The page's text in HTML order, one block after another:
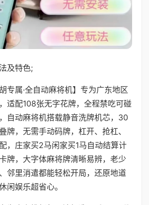
及特色;
专属·全自动麻将机】专为广东地区
适配108张无字花牌，全程禁吃可碰
自动麻将机搭载静音洗牌机芯，30
牌，无需手动码牌，杠开、抢杠、
，庄家买2马闲家买1马自动结算计
牌，大字体麻将牌清晰易辨，老少
邻里消遣都能轻松开局，还原地道
闲娱乐超省心。